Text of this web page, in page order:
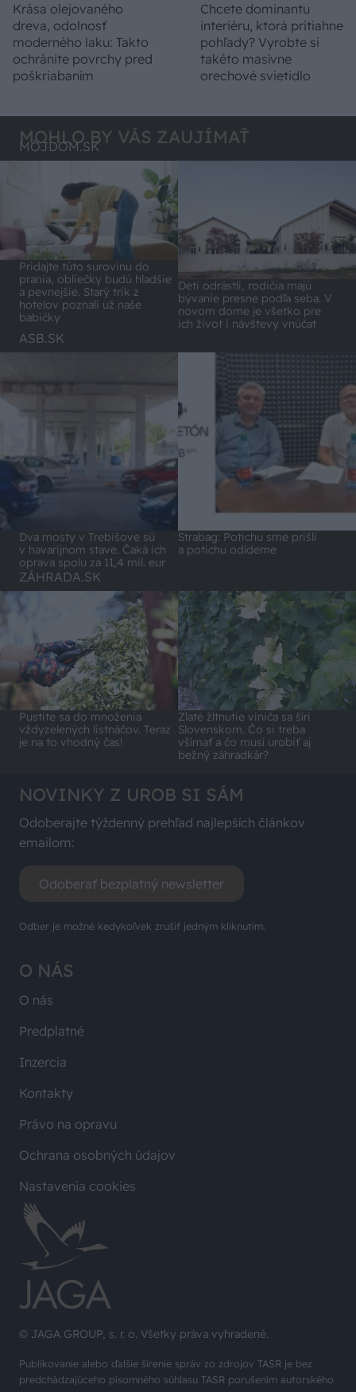
Krása olejovaného
dreva, odolnosť
moderného laku: Takto
ochránite povrchy pred
poškriabaním
Chcete dominantu
interiéru, ktorá pritiahne
pohľady? Vyrobte si
takéto masívne
orechové svietidlo
MOHLO BY VÁS ZAUJÍMAŤ
MÔJDOM.SK
Pridajte túto surovinu do
prania, obliečky budú hladšie
a pevnejšie. Starý trik z
hotelov poznali už naše
babičky
Deti odrástli, rodičia majú
bývanie presne podľa seba. V
novom dome je všetko pre
ich život i návštevy vnúčat
ASB.SK
Dva mosty v Trebišove sú
v havarijnom stave. Čaká ich
oprava spolu za 11,4 mil. eur
Strabag: Potichu sme prišli
a potichu odídeme
ZÁHRADA.SK
Pustite sa do množenia
vždyzelených listnáčov. Teraz
je na to vhodný čas!
Zlaté žltnutie viniča sa šíri
Slovenskom. Čo si treba
všímať a čo musí urobiť aj
bežný záhradkár?
© JAGA GROUP, s. r. o. Všetky práva vyhradené.
Publikovanie alebo ďalšie šírenie správ zo zdrojov TASR je bez
predchádzajúceho písomného súhlasu TASR porušením autorského
O NÁS
O nás
Predplatné
Inzercia
Kontakty
Právo na opravu
Ochrana osobných údajov
Nastavenia cookies
NOVINKY Z UROB SI SÁM
Odoberajte týždenný prehľad najlepších článkov
emailom:
Odoberať bezplatný newsletter
Odber je možné kedykoľvek zrušiť jedným kliknutím.